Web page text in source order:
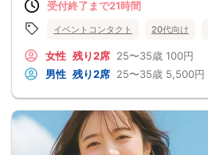
受付終了まで21時間
イベントコンタクト 20代向け
女性 残り2席 25〜35歳 100円
男性 残り2席 25〜35歳 5,500円